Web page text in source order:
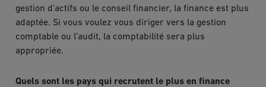
gestion d'actifs ou le conseil financier, la finance est plus
adaptée. Si vous voulez vous diriger vers la gestion
comptable ou l’audit, la comptabilité sera plus
appropriée.
Quels sont les pays qui recrutent le plus en finance